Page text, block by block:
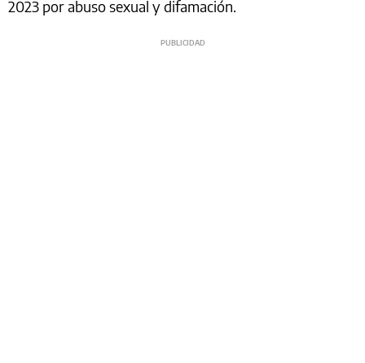
2023 por abuso sexual y difamación.